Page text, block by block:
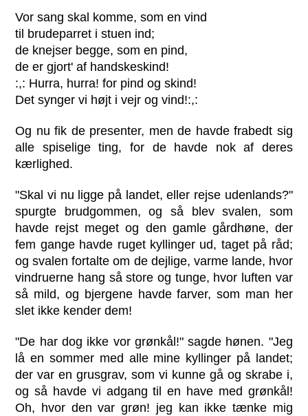
Vor sang skal komme, som en vind
til brudeparret i stuen ind;
de knejser begge, som en pind,
de er gjort' af handskeskind!
:,: Hurra, hurra! for pind og skind!
Det synger vi højt i vejr og vind!:,:
Og nu fik de presenter, men de havde frabedt sig
alle spiselige ting, for de havde nok af deres
kærlighed.
"Skal vi nu ligge på landet, eller rejse udenlands?"
spurgte brudgommen, og så blev svalen, som
havde rejst meget og den gamle gårdhøne, der
fem gange havde ruget kyllinger ud, taget på råd;
og svalen fortalte om de dejlige, varme lande, hvor
vindruerne hang så store og tunge, hvor luften var
så mild, og bjergene havde farver, som man her
slet ikke kender dem!
"De har dog ikke vor grønkål!" sagde hønen. "Jeg
lå en sommer med alle mine kyllinger på landet;
der var en grusgrav, som vi kunne gå og skrabe i,
og så havde vi adgang til en have med grønkål!
Oh, hvor den var grøn! jeg kan ikke tænke mig